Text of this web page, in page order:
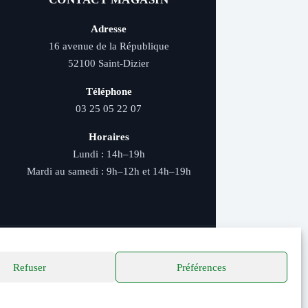
Refuser Préférences
Adresse
16 avenue de la République
52100 Saint-Dizier
Téléphone
03 25 05 22 07
Horaires
Lundi : 14h–19h
Mardi au samedi : 9h–12h et 14h–19h